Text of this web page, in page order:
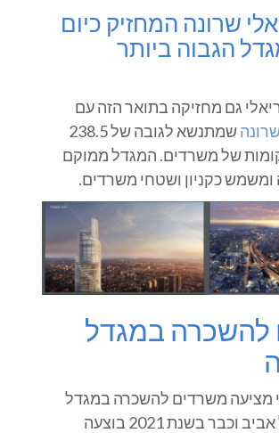
שרונה המחזיק כיום
הגבוה ביותר
גם מחזיקה בתואר הזה עם
שמתנשא לגובה של 238.5
ובעל 61 קומות של משרדים. המגדל ממוקם
כקניון ושטחי משרדים.
להשכרה במגדל
מציעה משרדים להשכרה במגדל
הספירלה בתל אביב וכבר בשנת 2021 בוצעה